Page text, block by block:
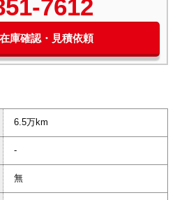
7612
庫確認・見積依頼
6.5万km
-
無